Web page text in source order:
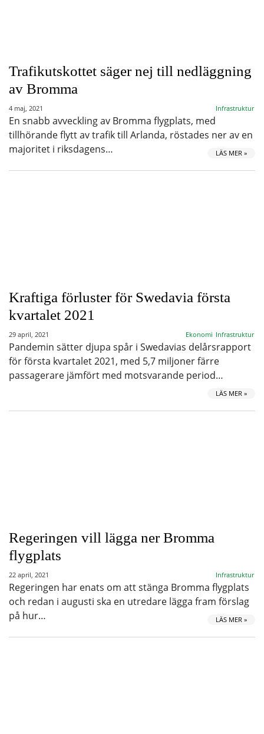
Trafikutskottet säger nej till nedläggning
av Bromma
4 maj, 2021 Infrastruktur
En snabb avveckling av Bromma flygplats, med
tillhörande flytt av trafik till Arlanda, röstades ner av en
majoritet i riksdagens…
LÄS MER »
Kraftiga förluster för Swedavia första
kvartalet 2021
29 april, 2021 Ekonomi Infrastruktur
Pandemin sätter djupa spår i Swedavias delårsrapport
för första kvartalet 2021, med 5,7 miljoner färre
passagerare jämfört med motsvarande period…
LÄS MER »
Regeringen vill lägga ner Bromma
flygplats
22 april, 2021 Infrastruktur
Regeringen har enats om att stänga Bromma flygplats
och redan i augusti ska en utredare lägga fram förslag
på hur…
LÄS MER »